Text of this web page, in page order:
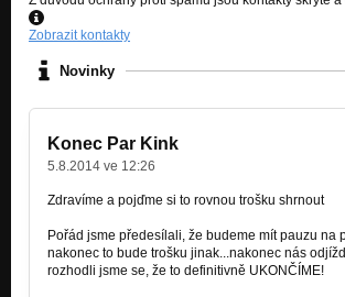
06 - Bimbárum (EP Malé noční šahání 2014)
Nezařazeno
Čas (2013)
Nezařazeno
Zobrazit kontakty
Novinky
Konec Par Kink
5.8.2014 ve 12:26
Zdravíme a pojďme si to rovnou trošku shrnout
Pořád jsme předesílali, že budeme mít pauzu na
nakonec to bude trošku jinak...nakonec nás
rozhodli jsme se, že to definitivně UKONČÍME!